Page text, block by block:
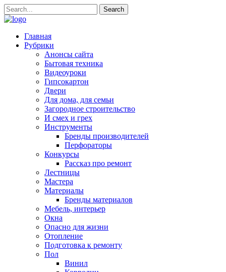
Главная
Рубрики
Анонсы сайта
Бытовая техника
Видеоуроки
Гипсокартон
Двери
Для дома, для семьи
Загородное строительство
И смех и грех
Инструменты
Бренды производителей
Перфораторы
Конкурсы
Рассказ про ремонт
Лестницы
Мастера
Материалы
Бренды материалов
Мебель, интерьер
Окна
Опасно для жизни
Отопление
Подготовка к ремонту
Пол
Винил